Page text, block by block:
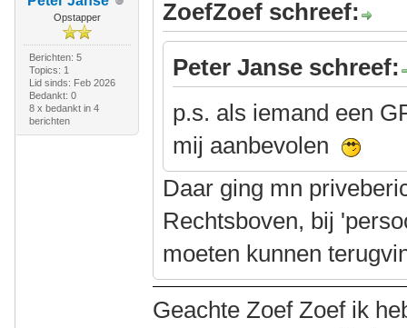
Opstapper
Berichten: 5
Topics: 1
Lid sinds: Feb 2026
Bedankt: 0
8 x bedankt in 4
berichten
ZoefZoef schreef:
Peter Janse schreef:
p.s. als iemand een
mij aanbevolen
Daar ging mn
Rechtsboven, bij
moeten kunnen
Geachte Zoef Zoef ik